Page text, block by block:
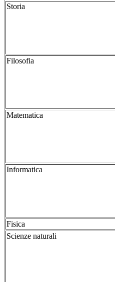
Storia
Filosofia
Matematica
Informatica
Fisica
Scienze naturali